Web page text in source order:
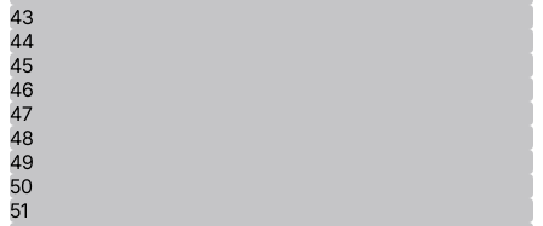
43
44
45
46
47
48
49
50
51